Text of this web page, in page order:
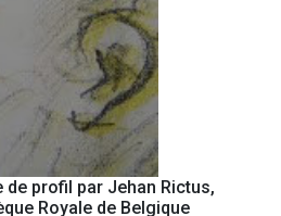
de profil par Jehan Rictus,
Royale de Belgique